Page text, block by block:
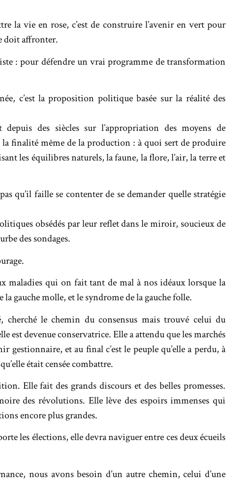
la vie en rose, c’est de construire l’avenir en vert pour
doit affronter.
: pour défendre un vrai programme de transformation
c’est la proposition politique basée sur la réalité des
des siècles sur l’appropriation des moyens de
finalité même de la production : à quoi sert de produire
les équilibres naturels, la faune, la flore, l’air, la terre et
qu’il faille se contenter de se demander quelle stratégie
obsédés par leur reflet dans le miroir, soucieux de
des sondages.
maladies qui on fait tant de mal à nos idéaux lorsque la
gauche molle, et le syndrome de la gauche folle.
cherché le chemin du consensus mais trouvé celui du
est devenue conservatrice. Elle a attendu que les marchés
et au final c’est le peuple qu’elle a perdu, à
était censée combattre.
Elle fait des grands discours et des belles promesses.
des révolutions. Elle lève des espoirs immenses qui
encore plus grandes.
les élections, elle devra naviguer entre ces deux écueils
nous avons besoin d’un autre chemin, celui d’une